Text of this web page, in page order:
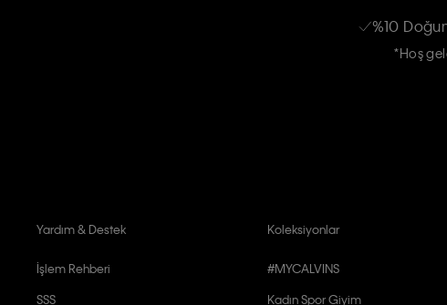
%10
*Hoş
Yardım & Destek
İşlem Rehberi
SSS
Koleksiyonlar
#MYCALVINS
Kadın Spor Giyim